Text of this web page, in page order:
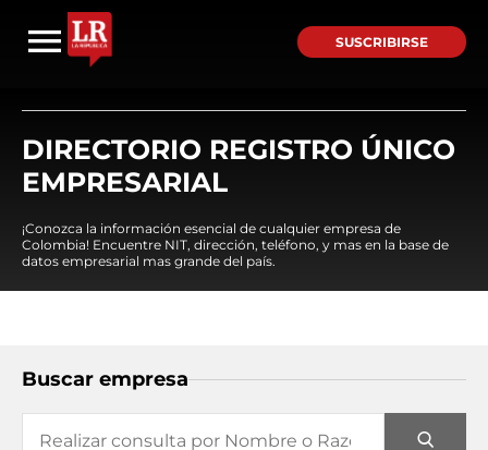
SUSCRIBIRSE
DIRECTORIO REGISTRO ÚNICO
EMPRESARIAL
¡Conozca la información esencial de cualquier empresa de
Colombia! Encuentre NIT, dirección, teléfono, y mas en la base de
datos empresarial mas grande del país.
Buscar empresa